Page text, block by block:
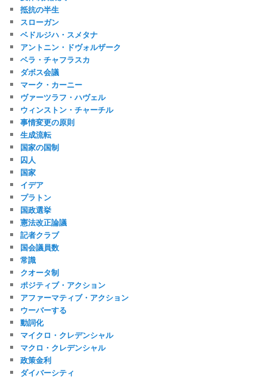
抵抗の半生
スローガン
ベドルジハ・スメタナ
アントニン・ドヴォルザーク
ベラ・チャフラスカ
ダボス会議
マーク・カーニー
ヴァーツラフ・ハヴェル
ウィンストン・チャーチル
事情変更の原則
生成流転
国家の国制
囚人
国家
イデア
プラトン
国政選挙
憲法改正論議
記者クラブ
国会議員数
常識
クオータ制
ポジティブ・アクション
アファーマティブ・アクション
ウーバーする
動詞化
マイクロ・クレデンシャル
マクロ・クレデンシャル
政策金利
ダイバーシティ